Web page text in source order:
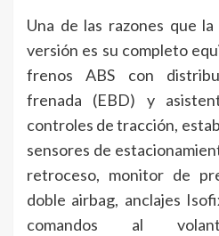
Una de las razones que
versión es su completo
frenos ABS con
frenada (EBD) y
controles de tracción,
sensores de
retroceso, monitor de
doble airbag, anclajes
comandos al